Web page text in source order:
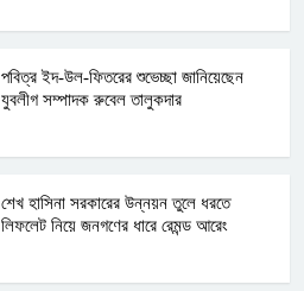
পবিত্র ইদ-উল-ফিতরের শুভেচ্ছা জানিয়েছেন
যুবলীগ সম্পাদক রুবেল তালুকদার
শেখ হাসিনা সরকারের উন্নয়ন তুলে ধরতে
লিফলেট নিয়ে জনগণের ধারে রেমন্ড আরেং